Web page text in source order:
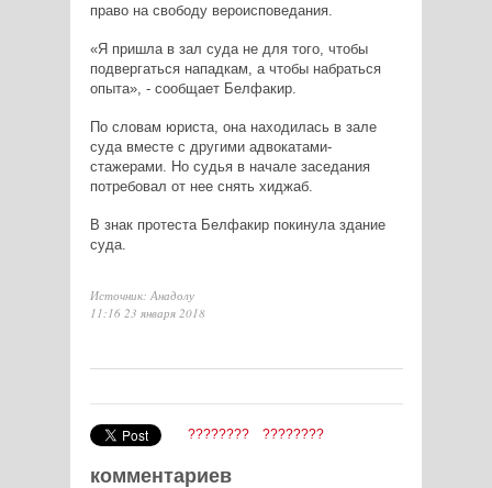
право на свободу вероисповедания.
«Я пришла в зал суда не для того, чтобы
подвергаться нападкам, а чтобы набраться
опыта», - сообщает Белфакир.
По словам юриста, она находилась в зале
суда вместе с другими адвокатами-
стажерами. Но судья в начале заседания
потребовал от нее снять хиджаб.
В знак протеста Белфакир покинула здание
суда.
Источник: Анадолу
11:16 23 января 2018
???????? ????????
комментариев